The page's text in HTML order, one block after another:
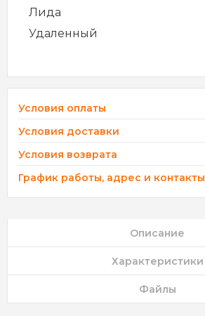
Лида
Удаленный
Условия оплаты
Условия доставки
Условия возврата
График работы, адрес и контакты
Описание
Характеристики
Файлы